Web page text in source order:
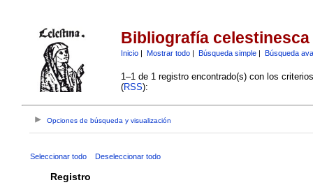
Bibliografía celestinesca
Inicio| Mostrar todo| Búsqueda simple| Búsqueda
1–1 de 1 registro encontrado(s) con los
(RSS):
Opciones de búsqueda y visualización
Seleccionar todo Deseleccionar todo
Registro